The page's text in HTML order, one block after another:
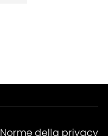
Norme della privacy